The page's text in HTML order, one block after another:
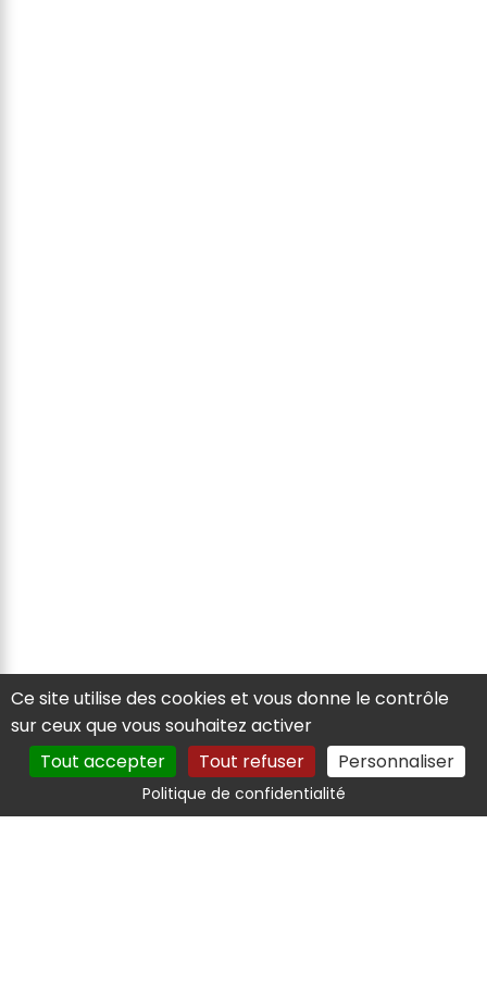
Ce site utilise des cookies et vous donne le contrôle
sur ceux que vous souhaitez activer
Tout accepter
Tout refuser Personnaliser
Politique de confidentialité